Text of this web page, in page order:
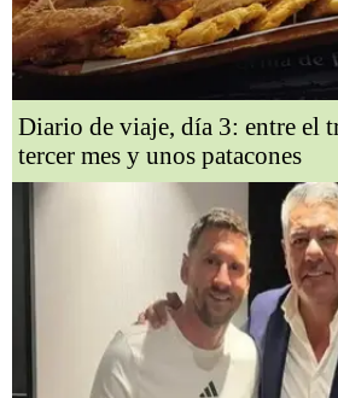
Diario de viaje, día 3: entre el
tercer mes y unos patacones